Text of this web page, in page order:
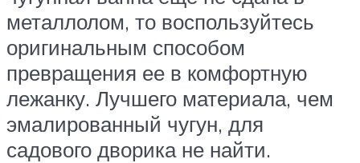
металлолом, то воспользуйтесь
оригинальным способом
превращения ее в комфортную
лежанку. Лучшего материала, чем
эмалированный чугун, для
садового дворика не найти.